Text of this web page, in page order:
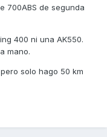
700ABS de segunda
400 ni una AK550.
mano.
solo hago 50 km